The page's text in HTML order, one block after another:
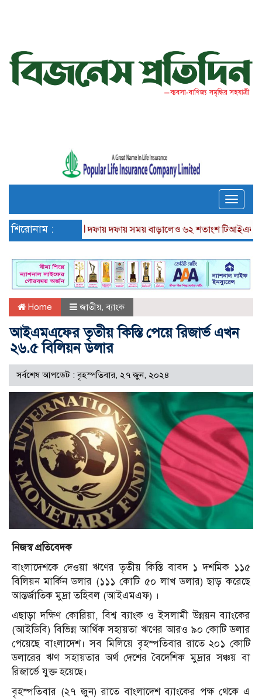
Toggle
শিরোনাম : দফায় দফায় সময় বাড়ালেও ৬২ শতাংশ টিআইএনধারী
Home জাতীয় ,ব্যাংক
আইএমএফের তৃতীয় কিস্তি পেয়ে রিজার্ভ এখন
২৬.৫ বিলিয়ন ডলার
সর্বশেষ আপডেট : বৃহস্পতিবার, ২৭ জুন, ২০২৪
নিজস্ব প্রতিবেদক
বাংলাদেশকে দেওয়া ঋণের তৃতীয় কিস্তি বাবদ ১ দশমিক ১১৫
বিলিয়ন মার্কিন ডলার (১১১ কোটি ৫০ লাখ ডলার) ছাড় ক‌রে‌ছে
আন্তর্জাতিক মুদ্রা তহিবল (আইএমএফ) ।
এছাড়া দক্ষিণ কোরিয়া, বিশ্ব ব্যাংক ও ইসলামী উন্নয়ন ব্যাংকের
(আইডিবি) বি‌ভিন্ন আর্থিক সহায়তা ঋণের আরও ৯০ কো‌টি ডলার
পে‌য়ে‌ছে বাংলাদেশ। সব মি‌লি‌য়ে বৃহস্প‌তিবার রাতে ২০১ কো‌টি
ডলা‌রের ঋণ সহায়তার অর্থ দেশের বৈদেশিক মুদ্রার সঞ্চয় বা
রিজার্ভে যুক্ত হয়েছে।
বৃহস্প‌তিবার (২৭ জুন) রা‌তে বাংলাদেশ ব্যাংকের পক্ষ থে‌কে এ